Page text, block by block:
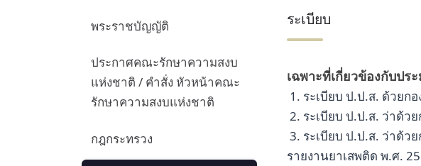
พระราชบัญญัติ
ประกาศคณะรักษาความสงบ
แห่งชาติ / คำสั่ง หัวหน้าคณะ
รักษาความสงบแห่งชาติ
กฎกระทรวง
ระเบียบ
เฉพาะที่เกี่ยวข้องกับปร
1. ระเบียบ ป.ป.ส. ด้วยก
2. ระเบียบ ป.ป.ส. ว่าด้ว
3. ระเบียบ ป.ป.ส. ว่าด้ว
รายงานยาเสพติด พ.ศ.